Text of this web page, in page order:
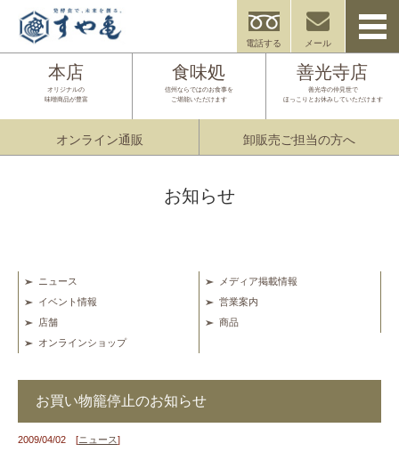
電話する メール
本店
オリジナルの
味噌商品が豊富
食味処
信州ならではのお食事を
ご堪能いただけます
善光寺店
善光寺の仲見世で
ほっこりとお休みしていただけます
オンライン通販 卸販売ご担当の方へ
お知らせ
ニュース
メディア掲載情報
イベント情報
営業案内
店舗
商品
オンラインショップ
お買い物籠停止のお知らせ
2009/04/02 [ニュース]